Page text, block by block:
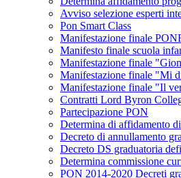
Avviso selezione esperti
Pon Smart Class
Manifestazione finale
Manifesto finale scuola
Manifestazione finale
Manifestazione finale "Mi
Manifestazione finale "Il
Contratti Lord Byron
Partecipazione PON
Determina di affidamento
Decreto di annullamento
Decreto DS graduatoria
Determina commissione
PON 2014-2020 Decreti